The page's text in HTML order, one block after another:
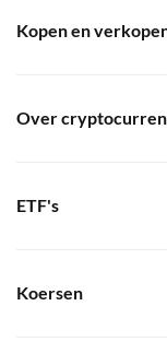
Kopen en
Over
ETF's
Koersen